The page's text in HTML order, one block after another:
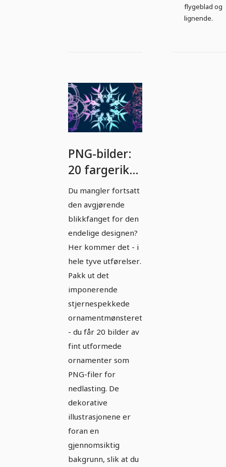
flygeblad og
lignende.
PNG-bilder:
20 fargerike
ornamenter
til nedlasting
- 5
Du mangler fortsatt
den avgjørende
blikkfanget for den
endelige designen?
Her kommer det - i
hele tyve utførelser.
Pakk ut det
imponerende
stjernespekkede
ornamentmønsteret
- du får 20 bilder av
fint utformede
ornamenter som
PNG-filer for
nedlasting. De
dekorative
illustrasjonene er
foran en
gjennomsiktig
bakgrunn, slik at du